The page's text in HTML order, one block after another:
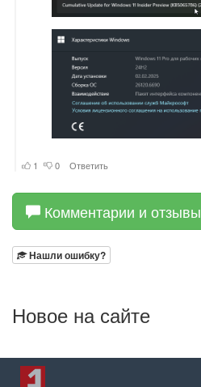
Комментарии и отзывы
Нашли ошибку?
Новое на сайте